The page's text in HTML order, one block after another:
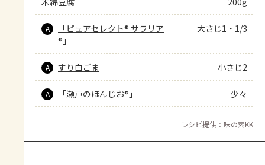
A
「ピュアセレクト® サラリア
®」
大さじ1・1/3
A すり白ごま 小さじ2
A 「瀬戸のほんじお®」 少々
レシピ提供：味の素KK